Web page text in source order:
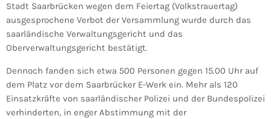
Stadt Saarbrücken wegen dem Feiertag (Volkstrauertag)
ausgesprochene Verbot der Versammlung wurde durch das
saarländische Verwaltungsgericht und das
Oberverwaltungsgericht bestätigt.
Dennoch fanden sich etwa 500 Personen gegen 15.00 Uhr auf
dem Platz vor dem Saarbrücker E-Werk ein. Mehr als 120
Einsatzkräfte von saarländischer Polizei und der Bundespolizei
verhinderten, in enger Abstimmung mit der